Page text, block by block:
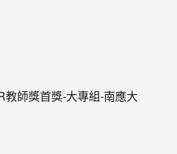
師獎首獎-大專組-南應大